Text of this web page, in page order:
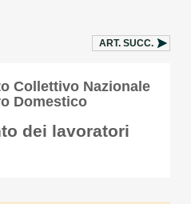
ART. SUCC.
Collettivo Nazionale
Domestico
dei lavoratori